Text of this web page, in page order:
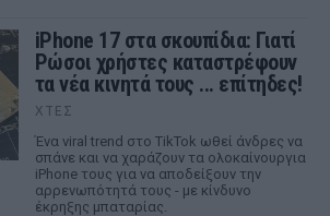
iPhone 17 στα σκουπίδια: Γιατί
Ρώσοι χρήστες καταστρέφουν
τα νέα κινητά τους ... επίτηδες!
ΧΤΕΣ
Ένα viral trend στο TikTok ωθεί άνδρες να
σπάνε και να χαράζουν τα ολοκαίνουργια
iPhone τους για να αποδείξουν την
αρρενωπότητά τους - με κίνδυνο
έκρηξης μπαταρίας.